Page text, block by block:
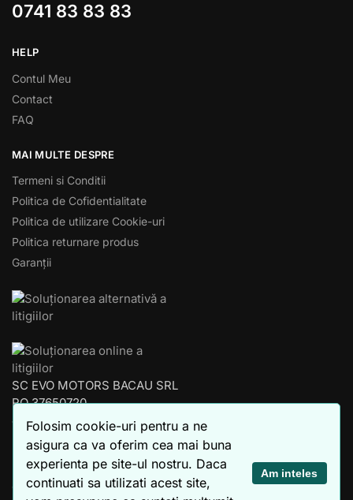
Folosim cookie-uri pentru a ne
asigura ca va oferim cea mai buna
experienta pe site-ul nostru. Daca
continuati sa utilizati acest site,
Am inteles
0741 83 83 83
HELP
Contul Meu
Contact
FAQ
MAI MULTE DESPRE
Termeni si Conditii
Politica de Cofidentialitate
Politica de utilizare Cookie-uri
Politica returnare produs
Garanții
SC EVO MOTORS BACAU SRL
RO 37650720
J04/853/2017
BACAU – ROMANIA
© xEVO 2023
Created by4SEO